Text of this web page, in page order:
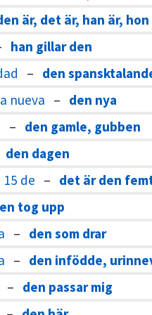
är, det är, han är,
han gillar den
– den
nueva – den nya
– den gamle, gubben
den dagen
de – det är den
tog upp
– den som drar
– den infödde,
– den passar mig